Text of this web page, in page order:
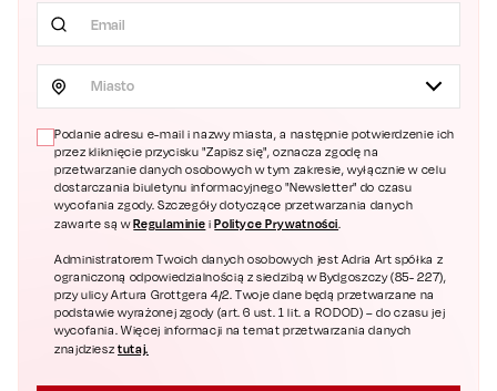
Miasto
Podanie adresu e-mail i nazwy miasta, a następnie potwierdzenie ich
przez kliknięcie przycisku "Zapisz się", oznacza zgodę na
przetwarzanie danych osobowych w tym zakresie, wyłącznie w celu
dostarczania biuletynu informacyjnego "Newsletter" do czasu
wycofania zgody. Szczegóły dotyczące przetwarzania danych
zawarte są wRegulaminie iPolityce Prywatności.
Administratorem Twoich danych osobowych jest Adria Art spółka z
ograniczoną odpowiedzialnością z siedzibą w Bydgoszczy (85- 227),
przy ulicy Artura Grottgera 4/2. Twoje dane będą przetwarzane na
podstawie wyrażonej zgody (art. 6 ust. 1 lit. a RODOD) – do czasu jej
wycofania. Więcej informacji na temat przetwarzania danych
znajdziesztutaj.